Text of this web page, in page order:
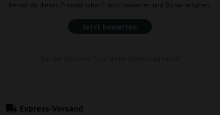
Kennst du dieses Produkt schon? Jetzt bewerten und Bonus erhalten.
Jetzt bewerten
Express-Versand